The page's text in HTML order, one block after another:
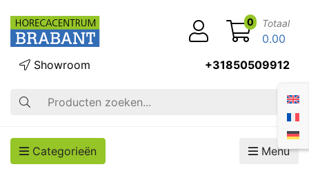
Zoek op
Showroom +31850509912
0 Totaal
0.00
Categorieën Menu